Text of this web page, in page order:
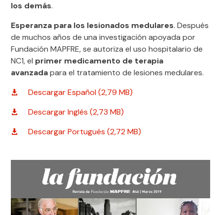
los demás.
Esperanza para los lesionados medulares. Después
de muchos años de una investigación apoyada por
Fundación MAPFRE, se autoriza el uso hospitalario de
NC1, el primer medicamento de terapia
avanzada para el tratamiento de lesiones medulares.
Descargar Español (2,79 MB)
Descargar Inglés (2,73 MB)
Descargar Portugués (2,72 MB)